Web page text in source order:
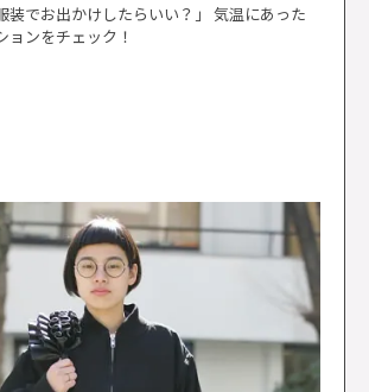
装でお出かけしたらいい？」 気温にあった
ョンをチェック！